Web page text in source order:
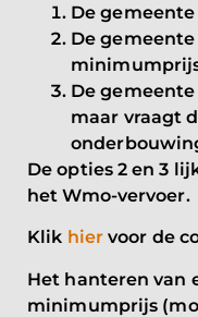
De
De
De
maar vraagt
De opties 2 en 3
het Wmo-vervoer.
Klik hiervoor de
Het hanteren van
minimumprijs